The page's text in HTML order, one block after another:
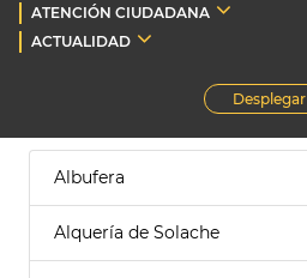
ATENCIÓN CIUDADANA
ACTUALIDAD
Desplegar
Albufera
Alquería de Solache